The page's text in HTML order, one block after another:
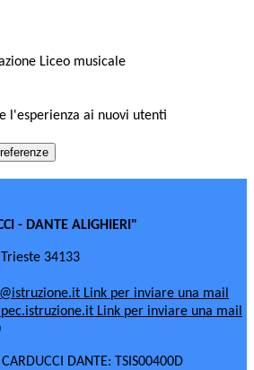
Liceo musicale
l'esperienza ai nuovi utenti
- DANTE ALIGHIERI"
34133
Link per inviare una mail
Link per inviare una mail
DANTE: TSIS00400D